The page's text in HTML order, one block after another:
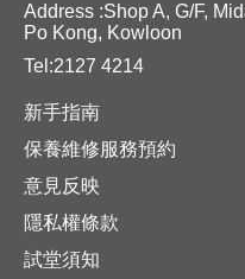
Address :Shop A, G/F,
Po Kong, Kowloon
Tel:2127 4214
新手指南
保養維修服務預約
意見反映
隱私權條款
試堂須知